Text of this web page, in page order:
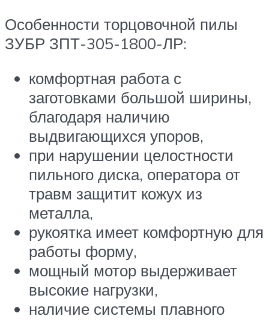
Особенности торцовочной пилы
ЗУБР ЗПТ-305-1800-ЛР:
комфортная работа с
заготовками большой ширины,
благодаря наличию
выдвигающихся упоров,
при нарушении целостности
пильного диска, оператора от
травм защитит кожух из
металла,
рукоятка имеет комфортную для
работы форму,
мощный мотор выдерживает
высокие нагрузки,
наличие системы плавного